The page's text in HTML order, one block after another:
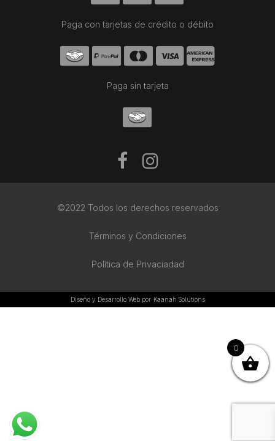
Paga con tarjetas de crédito o débito
Paga sin tarjeta
©2022 Todos los derechos reservados
Términos y Condiciones
Política de Privaciadad
Diseño y Desarrollo Web por Kaanah Solutions
0